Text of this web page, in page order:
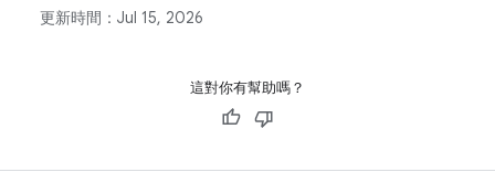
更新時間： Jul 15, 2026
這對你有幫助嗎？